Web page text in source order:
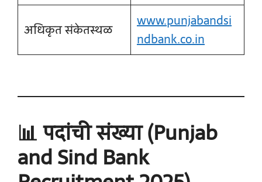
अधिकृत संकेतस्थळ
www.punjabandsi
ndbank.co.in
📊 पदांची संख्या (Punjab
and Sind Bank